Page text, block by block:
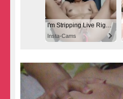
I'm Stripping Live Right Now
Insta-Cams